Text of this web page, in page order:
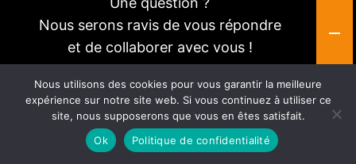
Ci-dessous consultez et téléchargez la gamme couvercle
BIOPAP® EASY-OPEN ref MT avec ses compatibilités avec
contenants BIOPAP® LC
Compatibilite-couvercles-EASY-OPEN-MT-avec-contenants
En savoir plus sur gamme couvercles
Nous serons ravis de vous répondre
et de collaborer avec vous !
Consultez-nous
Nous utilisons des cookies pour vous garantir la meilleure
expérience sur notre site web. Si vous continuez à utiliser ce
site, nous supposerons que vous en êtes satisfait.
Ok
Politique de confidentialité